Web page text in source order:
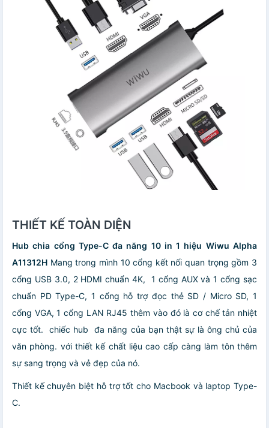
THIẾT KẾ TOÀN DIỆN
Hub chia cổng Type-C đa năng 10 in 1 hiệu Wiwu Alpha
A11312H Mang trong mình 10 cổng kết nối quan trọng gồm 3
cổng USB 3.0, 2 HDMI chuẩn 4K, 1 cổng AUX và 1 cổng sạc
chuẩn PD Type-C, 1 cổng hỗ trợ đọc thẻ SD / Micro SD, 1
cổng VGA, 1 cổng LAN RJ45 thêm vào đó là cơ chế tản nhiệt
cực tốt. chiếc hub đa năng của bạn thật sự là ông chủ của
văn phòng. với thiết kế chất liệu cao cấp càng làm tôn thêm
sự sang trọng và vẻ đẹp của nó.
Thiết kế chuyên biệt hỗ trợ tốt cho Macbook và laptop Type-
C.